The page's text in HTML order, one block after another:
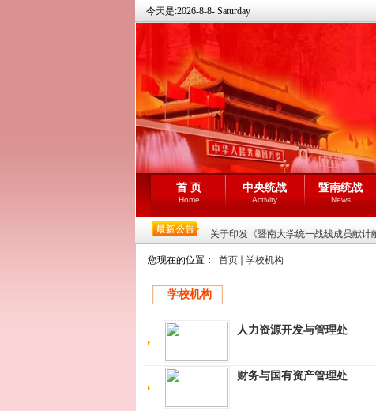
今天是:2026-8-8- Saturday
首 页
Home
中央统战
Activity
暨南统战
News
关于印发《暨南大学统一战线成员献计
您现在的位置： 首页 学校机构
学校机构
人力资源开发与管理处
财务与国有资产管理处